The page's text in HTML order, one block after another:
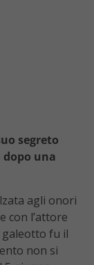
segreto
una
agli onori
con l’attore
galeotto fu il
non si